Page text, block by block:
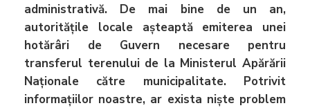
administrativă. De mai bine de un an,
autoritățile locale așteaptă emiterea unei
hotărâri de Guvern necesare pentru
transferul terenului de la Ministerul Apărării
Naționale către municipalitate. Potrivit
informațiilor noastre, ar exista niște problem